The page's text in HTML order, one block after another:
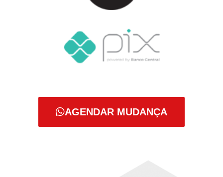
AGENDAR MUDANÇA